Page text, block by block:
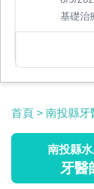
基礎治
首頁 > 南投縣牙
南投縣
牙醫